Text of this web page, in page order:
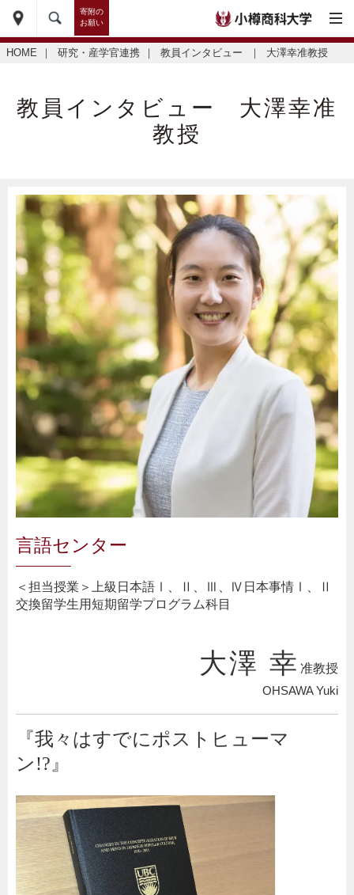
寄附の
お願い
HOME ｜ 研究・産学官連携 ｜ 教員インタビュー ｜ 大澤幸准教授
教員インタビュー 大澤幸准
教授
言語センター
＜担当授業＞ 上級日本語Ⅰ、Ⅱ、Ⅲ、Ⅳ 日本事情Ⅰ、Ⅱ
交換留学生用短期留学プログラム科目
大澤 幸 准教授
OHSAWA Yuki
『我々はすでにポストヒューマ
ン!?』